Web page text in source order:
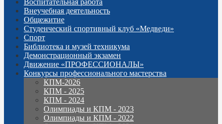
Воспитательная работа
Внеучебная деятельность
Общежитие
Студенческий спортивный клуб «Медведи»
Спорт
Библиотека и музей техникума
Демонстрационный экзамен
Движение «ПРОФЕССИОНАЛЫ»
Конкурсы профессионального мастерства
КПМ-2026
КПМ - 2025
КПМ - 2024
Олимпиады и КПМ - 2023
Олимпиады и КПМ - 2022